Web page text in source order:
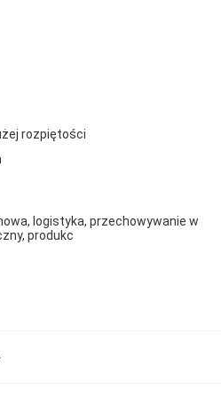
rozpiętości
logistyka, przechowywanie w
produkc